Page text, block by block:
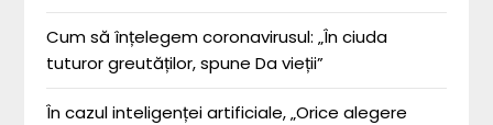
Cum să înțelegem coronavirusul: „În ciuda
tuturor greutăților, spune Da vieții”
În cazul inteligenței artificiale, „Orice alegere